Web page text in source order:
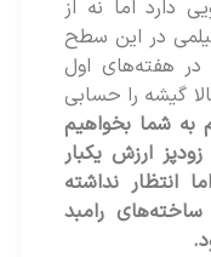
اما نه از
این سطح
اول
را حسابی
بخواهیم
ارزش یکبار
نداشته
رامبد